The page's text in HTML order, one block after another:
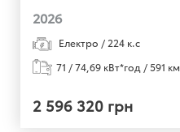
2026
Електро / 224 к.с
71 / 74,69 кВт*год / 591 км
2 596 320 грн